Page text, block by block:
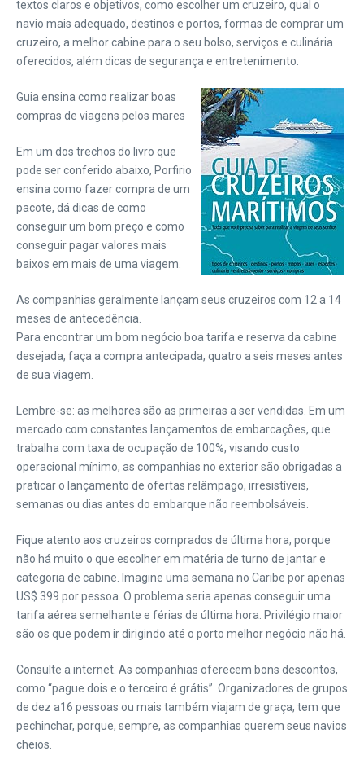
textos claros e objetivos, como escolher um cruzeiro, qual o
navio mais adequado, destinos e portos, formas de comprar um
cruzeiro, a melhor cabine para o seu bolso, serviços e culinária
oferecidos, além dicas de segurança e entretenimento.
Guia ensina como realizar boas
compras de viagens pelos mares
Em um dos trechos do livro que
pode ser conferido abaixo, Porfirio
ensina como fazer compra de um
pacote, dá dicas de como
conseguir um bom preço e como
conseguir pagar valores mais
baixos em mais de uma viagem.
As companhias geralmente lançam seus cruzeiros com 12 a 14
meses de antecedência.
Para encontrar um bom negócio boa tarifa e reserva da cabine
desejada, faça a compra antecipada, quatro a seis meses antes
de sua viagem.
Lembre-se: as melhores são as primeiras a ser vendidas. Em um
mercado com constantes lançamentos de embarcações, que
trabalha com taxa de ocupação de 100%, visando custo
operacional mínimo, as companhias no exterior são obrigadas a
praticar o lançamento de ofertas relâmpago, irresistíveis,
semanas ou dias antes do embarque não reembolsáveis.
Fique atento aos cruzeiros comprados de última hora, porque
não há muito o que escolher em matéria de turno de jantar e
categoria de cabine. Imagine uma semana no Caribe por apenas
US$ 399 por pessoa. O problema seria apenas conseguir uma
tarifa aérea semelhante e férias de última hora. Privilégio maior
são os que podem ir dirigindo até o porto melhor negócio não há.
Consulte a internet. As companhias oferecem bons descontos,
como “pague dois e o terceiro é grátis”. Organizadores de grupos
de dez a16 pessoas ou mais também viajam de graça, tem que
pechinchar, porque, sempre, as companhias querem seus navios
cheios.